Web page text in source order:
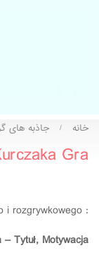
خانه / جاذبه های
Gra
: Analiza detali technicznego i rozgrywkowego.
Tytuł, Motywacja